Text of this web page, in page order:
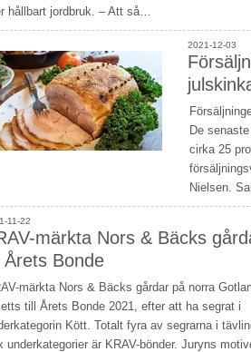
hållbart jordbruk. – Att så…
2021-12-03
De
cirka 25
Nielsen.
11-22
märkta Nors & Bäcks
Årets Bonde
märkta Nors & Bäcks gårdar på norra
till Årets Bonde 2021, efter att ha segrat i
Kött. Totalt fyra av segrarna i
underkategorier är KRAV-bönder. Juryns